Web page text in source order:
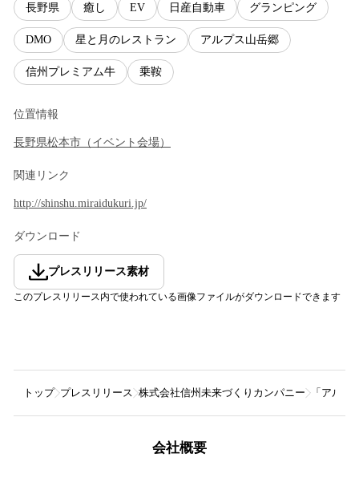
長野県 癒し EV 日産自動車 グランピング
DMO 星と月のレストラン アルプス山岳郷
信州プレミアム牛 乗鞍
位置情報
長野県松本市 （ イベント会場）
関連リンク
http://shinshu.miraidukuri.jp/
ダウンロード
プレスリリース素材
このプレスリリース内で使われている画像ファイルがダウンロードできます
トップ プレスリリース 株式会社信州未来づくりカンパニー 「アル
会社概要